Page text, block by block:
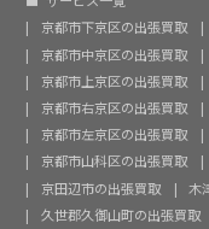
京都市下京区の出張買取
京都市中京区の出張買取
京都市上京区の出張買取
京都市右京区の出張買取
京都市左京区の出張買取
京都市山科区の出張買取
京田辺市の出張買取
木
久世郡久御山町の出張買取